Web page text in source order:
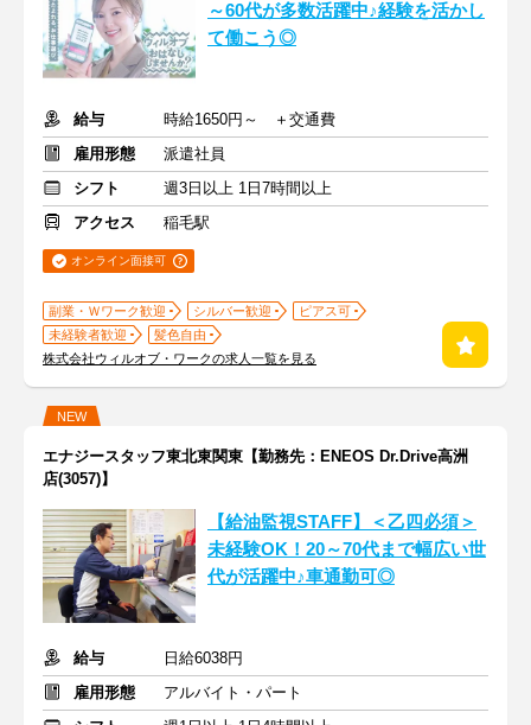
～60代が多数活躍中♪経験を活かし
て働こう◎
給与
時給1650円～ ＋交通費
雇用形態
派遣社員
シフト
週3日以上 1日7時間以上
アクセス
稲毛駅
オンライン面接可
副業・Ｗワーク歓迎 シルバー歓迎
ピアス可
未経験者歓迎
髪色自由
株式会社ウィルオブ・ワークの求人一覧を見る
NEW
エナジースタッフ東北東関東【勤務先：ENEOS Dr.Drive高洲
店(3057)】
【給油監視STAFF】＜乙四必須＞
未経験OK！20～70代まで幅広い世
代が活躍中♪車通勤可◎
給与
日給6038円
雇用形態
アルバイト・パート